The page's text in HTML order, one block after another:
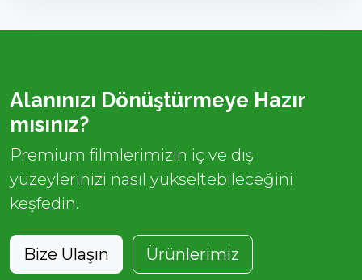
Alanınızı Dönüştürmeye Hazır
mısınız?
Premium filmlerimizin iç ve dış
yüzeylerinizi nasıl yükseltebileceğini
keşfedin.
Bize Ulaşın Ürünlerimiz